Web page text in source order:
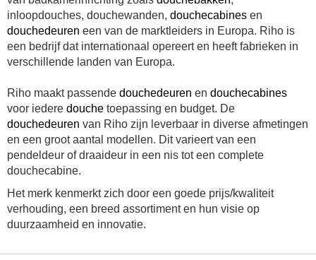
inloopdouches, douchewanden, douchecabines en
douchedeuren een van de marktleiders in Europa. Riho is
een bedrijf dat internationaal opereert en heeft fabrieken in
verschillende landen van Europa.
Riho maakt passende douchedeuren en douchecabines
voor iedere douche toepassing en budget. De
douchedeuren van Riho zijn leverbaar in diverse afmetingen
en een groot aantal modellen. Dit varieert van een
pendeldeur of draaideur in een nis tot een complete
douchecabine.
Het merk kenmerkt zich door een goede prijs/kwaliteit
verhouding, een breed assortiment en hun visie op
duurzaamheid en innovatie.